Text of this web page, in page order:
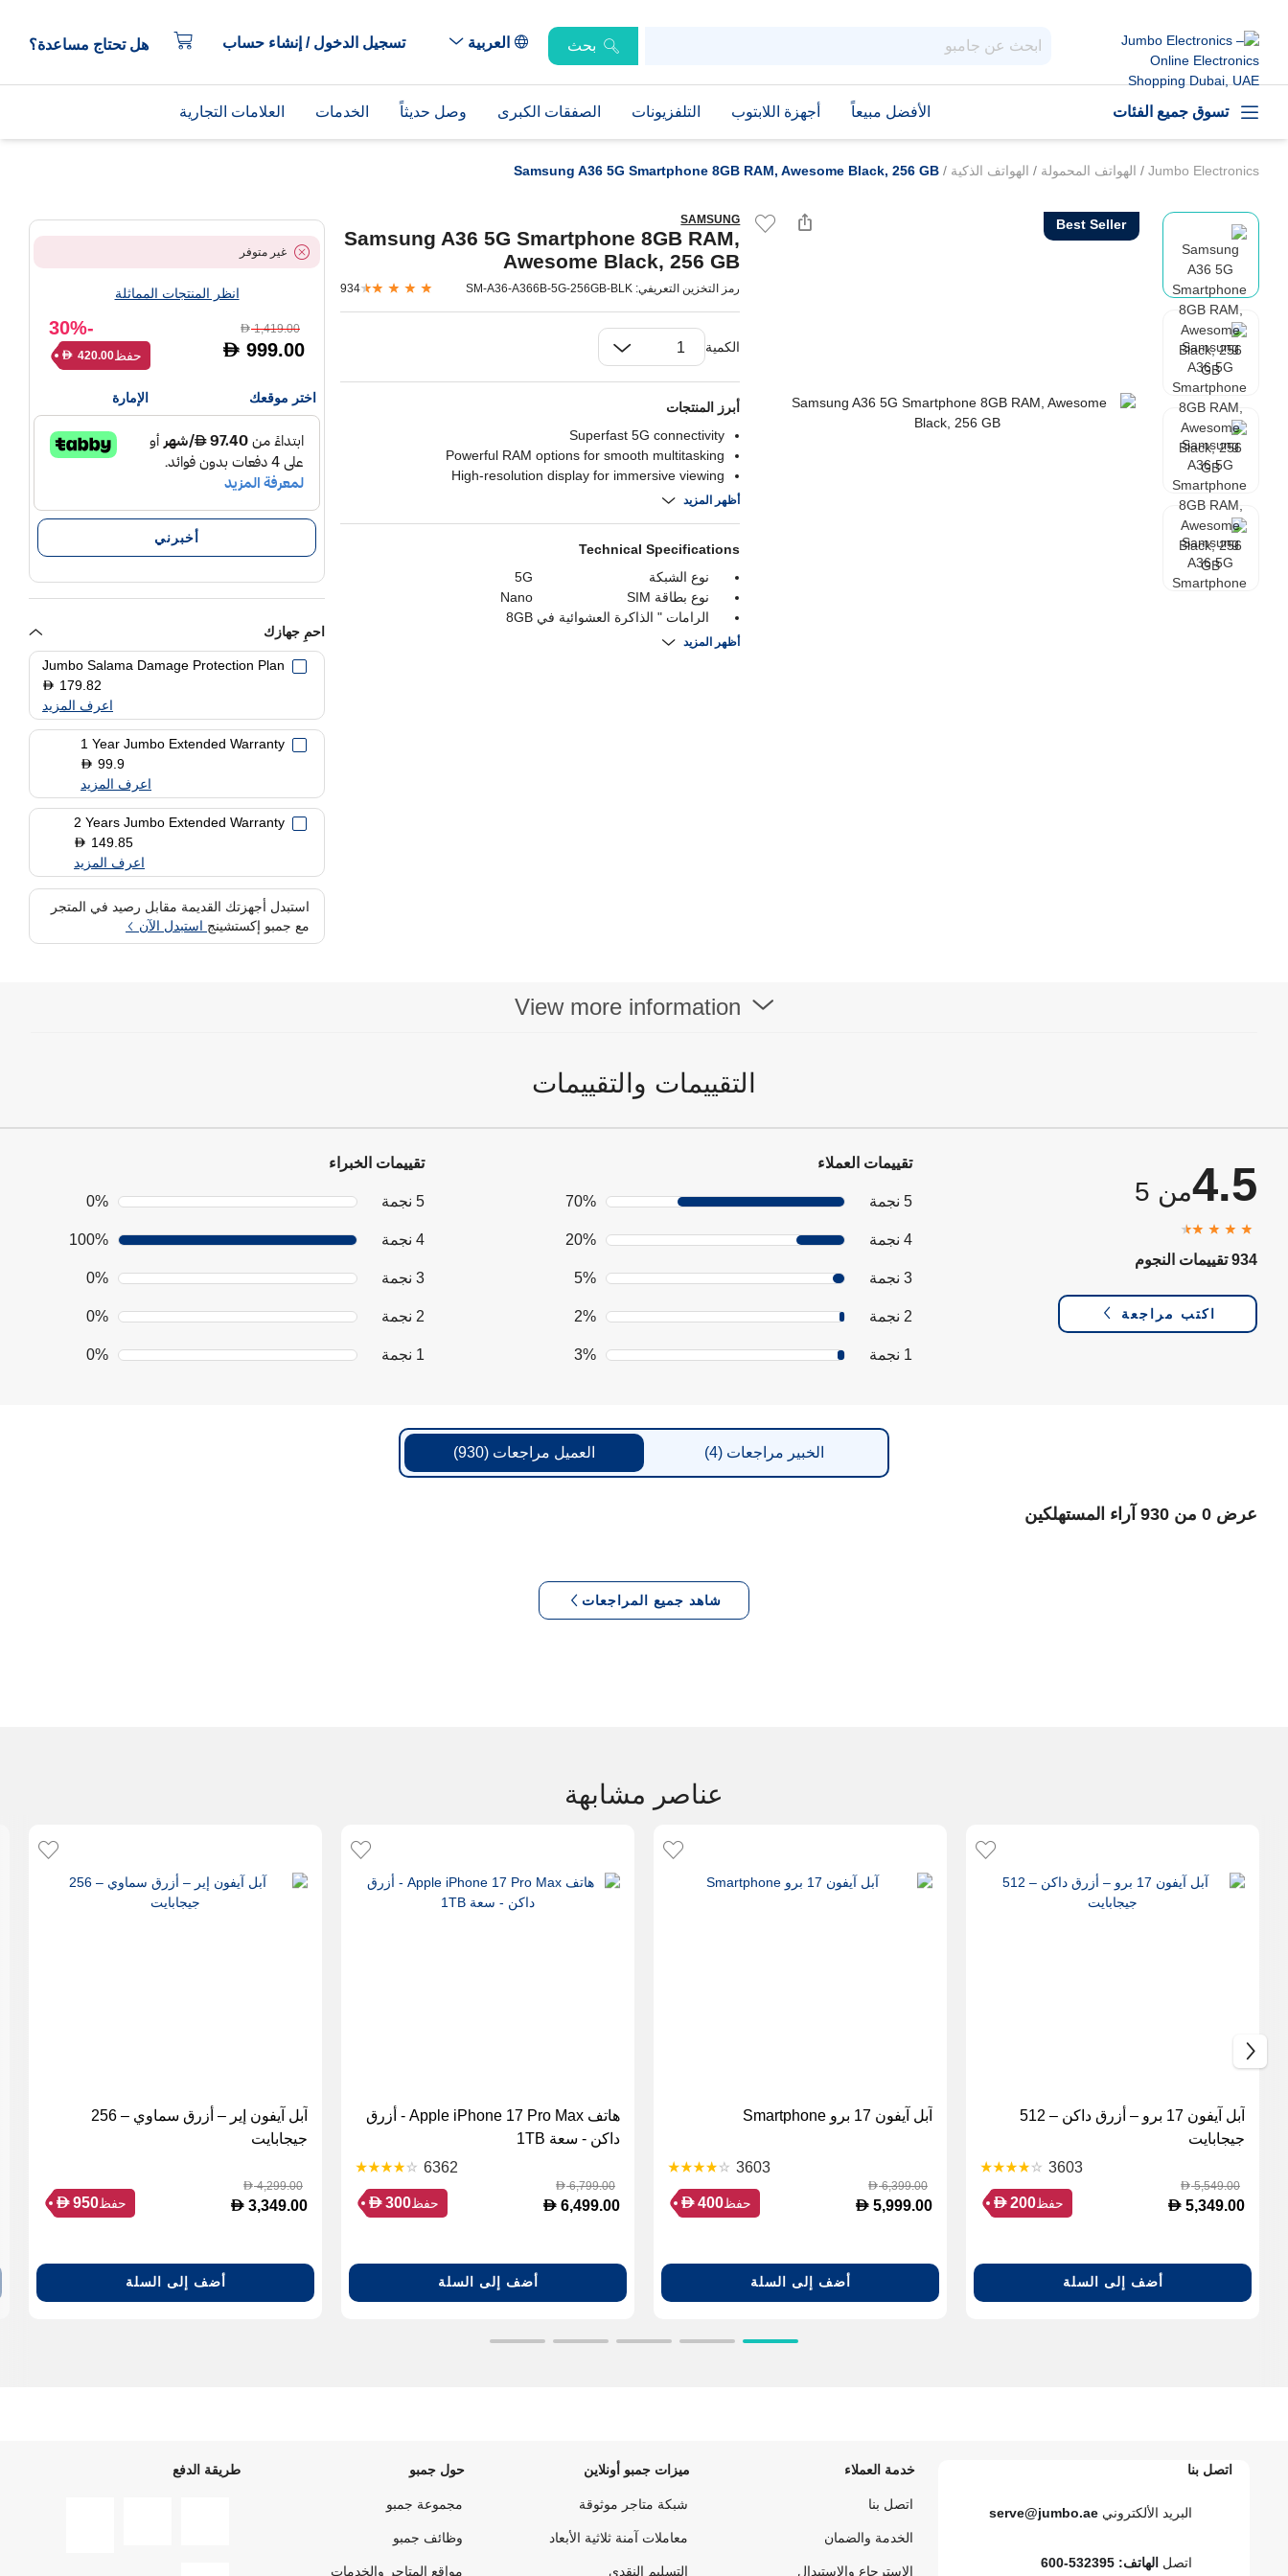
بحث العربية تسجيل الدخول / إنشاء حساب هل تحتاج مساعدة؟
تسوق جميع الفئات الأفضل مبيعاً أجهزة اللابتوب التلفزيونات الصفقات الكبرى وصل حديثاً الخدمات العلامات التجارية
Jumbo Electronics
/ الهواتف المحمولة / الهواتف الذكية /
Samsung A36 5G Smartphone 8GB RAM, Awesome Black, 256 GB
Best Seller
SAMSUNG
Samsung A36 5G Smartphone 8GB RAM,
Awesome Black, 256 GB
رمز التخزين التعريفي: SM-A36-A366B-5G-256GB-BLK 934
الكمية
أبرز المنتجات
Superfast 5G connectivity
Powerful RAM options for smooth multitasking
High-resolution display for immersive viewing
Long-lasting battery with fast charging
أظهر المزيد
Technical Specifications
نوع الشبكة
5G
نوع بطاقة SIM
Nano
الرامات " الذاكرة العشوائية في
الهواتف والحواسيب "
8GB
أظهر المزيد
غير متوفر
انظر المنتجات المماثلة
D1,419.00
D 999.00
-30%
حفظ D 420.00
اختر موقعك الإمارة
أخبرني
احمِ جهازك
Jumbo Salama Damage Protection Plan
D 179.82
اعرف المزيد
1 Year Jumbo Extended Warranty
D 99.9
اعرف المزيد
2 Years Jumbo Extended Warranty
D 149.85
اعرف المزيد
استبدل أجهزتك القديمة مقابل رصيد في المتجر
مع جمبو إكستشينج استبدل الآن
View more information
التقييمات والتقييمات
4.5من 5
934 تقييمات النجوم
اكتب مراجعة
تقييمات العملاء
5 نجمة 70%
4 نجمة 20%
3 نجمة 5%
2 نجمة 2%
1 نجمة 3%
تقييمات الخبراء
5 نجمة 0%
4 نجمة 100%
3 نجمة 0%
2 نجمة 0%
1 نجمة 0%
العميل مراجعات (930) الخبير مراجعات (4)
عرض 0 من 930 آراء المستهلكين
شاهد جميع المراجعات
عناصر مشابهة
آبل آيفون 17 برو – أزرق داكن – 512
جيجابايت
3603
D5,549.00
D 5,349.00 حفظ D 200
أضف إلى السلة
آبل آيفون 17 برو Smartphone
3603
D6,399.00
D 5,999.00 حفظ D 400
أضف إلى السلة
هاتف Apple iPhone 17 Pro Max - أزرق
داكن - سعة 1TB
6362
D6,799.00
D 6,499.00 حفظ D 300
أضف إلى السلة
آبل آيفون إير – أزرق سماوي – 256
جيجابايت
D4,299.00
D 3,349.00 حفظ D 950
أضف إلى السلة
اتصل بنا
البريد الألكتروني serve@jumbo.ae
اتصلالهاتف: 532395-600
خدمة العملاء
اتصل بنا
الخدمة والضمان
الاسترجاع والإستبدال
ميزات جمبو أونلاين
شبكة متاجر موثوقة
معاملات آمنة ثلاثية الأبعاد
التسليم النقدي
حول جمبو
مجموعة جمبو
وظائف جمبو
مواقع المتاجر والخدمات
طريقة الدفع